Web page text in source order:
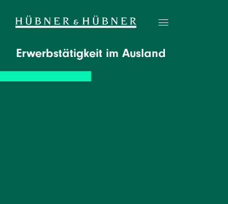
Erwerbstätigkeit im Ausland